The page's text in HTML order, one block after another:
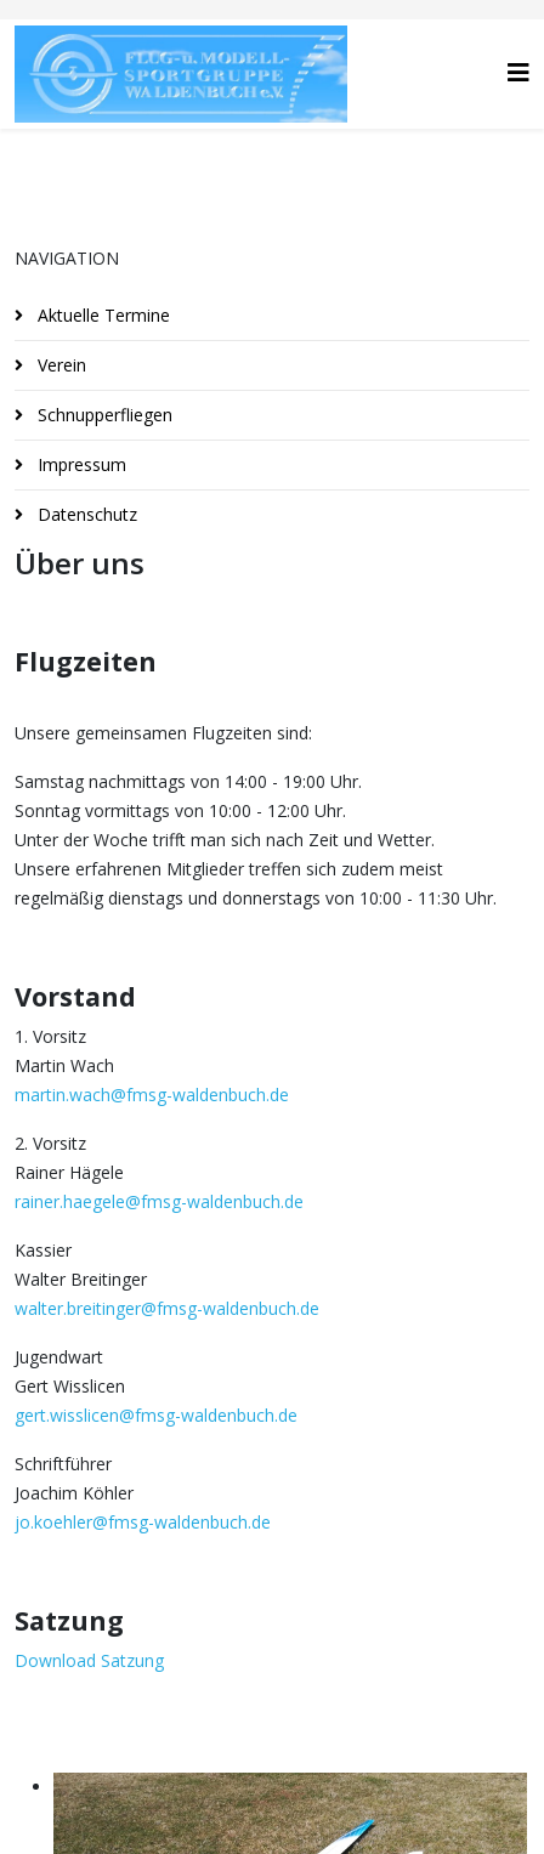
NAVIGATION
Aktuelle Termine
Verein
Schnupperfliegen
Impressum
Datenschutz
Über uns
Flugzeiten
Unsere gemeinsamen Flugzeiten sind:
Samstag nachmittags von 14:00 - 19:00 Uhr.
Sonntag vormittags von 10:00 - 12:00 Uhr.
Unter der Woche trifft man sich nach Zeit und Wetter.
Unsere erfahrenen Mitglieder treffen sich zudem meist
regelmäßig dienstags und donnerstags von 10:00 - 11:30 Uhr.
Vorstand
1. Vorsitz
Martin Wach
martin.wach@fmsg-waldenbuch.de
2. Vorsitz
Rainer Hägele
rainer.haegele@fmsg-waldenbuch.de
Kassier
Walter Breitinger
walter.breitinger@fmsg-waldenbuch.de
Jugendwart
Gert Wisslicen
gert.wisslicen@fmsg-waldenbuch.de
Schriftführer
Joachim Köhler
jo.koehler@fmsg-waldenbuch.de
Satzung
Download Satzung